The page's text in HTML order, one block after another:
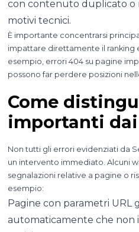
con contenuto duplicato o
motivi tecnici.
È importante concentrarsi
impattare direttamente il ranking
esempio, errori 404 su pagine
possono far perdere posizioni
Come
importanti
Non tutti gli errori evidenziati da
un intervento immediato. Alcuni
segnalazioni relative a pagine o
esempio:
Pagine con parametri URL
automaticamente che non